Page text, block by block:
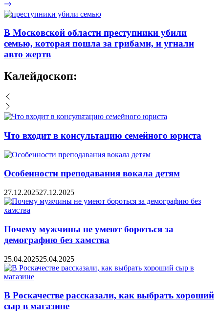
В Московской области преступники убили
семью, которая пошла за грибами, и угнали
авто жертв
Калейдоскоп:
Что входит в консультацию семейного юриста
Особенности преподавания вокала детям
27.12.202527.12.2025
Почему мужчины не умеют бороться за
демографию без хамства
25.04.202525.04.2025
В Роскачестве рассказали, как выбрать хороший
сыр в магазине